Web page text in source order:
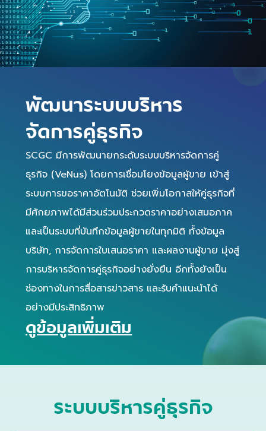
พัฒนาระบบบริหาร
จัดการคู่ธุรกิจ
SCGC มีการพัฒนายกระดับระบบบริหารจัดการคู่
ธุรกิจ (VeNus) โดยการเชื่อมโยงข้อมูลผู้ขาย เข้าสู่
ระบบการขอราคาอัตโนมัติ ช่วยเพิ่มโอกาสให้คู่ธุรกิจที่
มีศักยภาพได้มีส่วนร่วมประกวดราคาอย่างเสมอภาค
และเป็นระบบที่บันทึกข้อมูลผู้ขายในทุกมิติ ทั้งข้อมูล
บริษัท, การจัดการใบเสนอราคา และผลงานผู้ขาย มุ่งสู่
การบริหารจัดการคู่ธุรกิจอย่างยั่งยืน อีกทั้งยังเป็น
ช่องทางในการสื่อสารข่าวสาร และรับคำแนะนำได้
อย่างมีประสิทธิภาพ
ดูข้อมูลเพิ่มเติม
ระบบบริหารคู่ธุรกิจ